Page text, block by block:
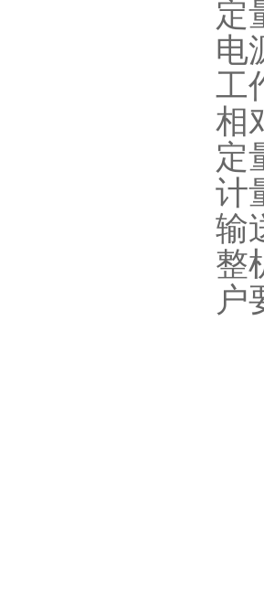
定
电
工
相
定
计
输
整
户